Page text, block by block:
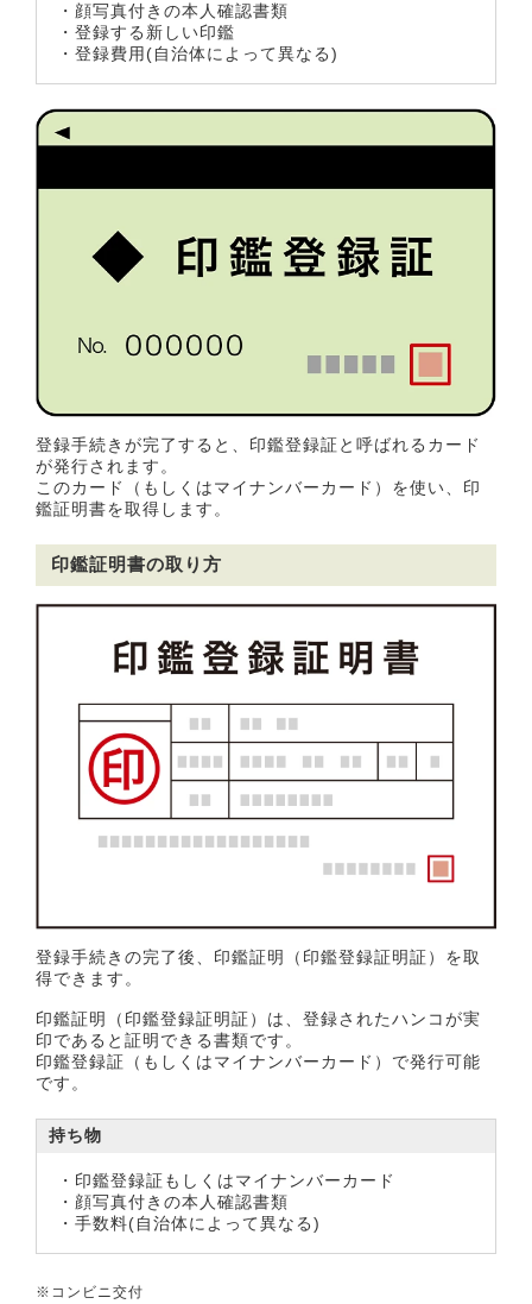
・顔写真付きの本人確認書類
・登録する新しい印鑑
・登録費用(自治体によって異なる)
登録手続きが完了すると、印鑑登録証と呼ばれるカード
が発行されます。
このカード（もしくはマイナンバーカード）を使い、印
鑑証明書を取得します。
印鑑証明書の取り方
登録手続きの完了後、印鑑証明（印鑑登録証明証）を取
得できます。
印鑑証明（印鑑登録証明証）は、登録されたハンコが実
印であると証明できる書類です。
印鑑登録証（もしくはマイナンバーカード）で発行可能
です。
持ち物
・印鑑登録証もしくはマイナンバーカード
・顔写真付きの本人確認書類
・手数料(自治体によって異なる)
※コンビニ交付